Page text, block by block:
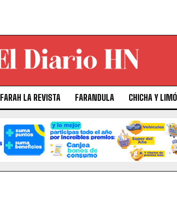
FARAH LA REVISTA FARANDULA CHICHA Y